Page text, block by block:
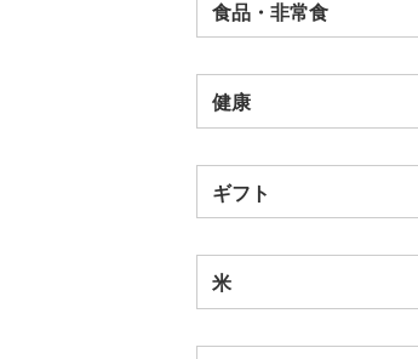
食品・非常食
健康
ギフト
米